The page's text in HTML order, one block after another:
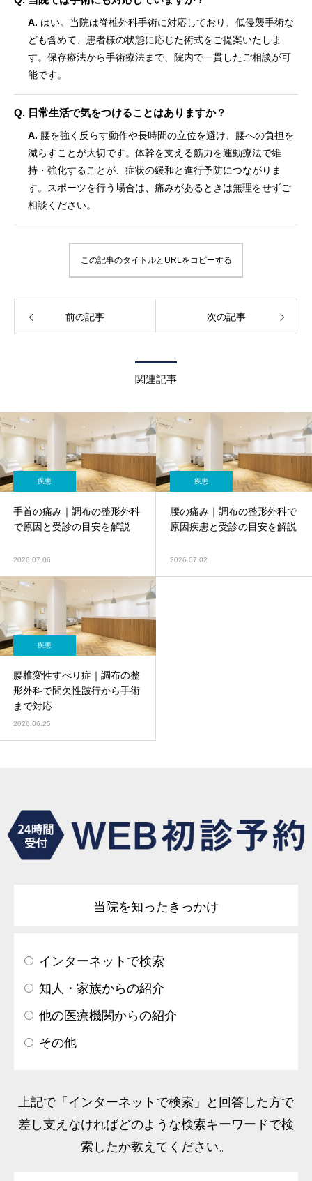
A. はい。当院は脊椎外科手術に対応しており、低侵襲手術な
ども含めて、患者様の状態に応じた術式をご提案いたしま
す。保存療法から手術療法まで、院内で一貫したご相談が可
能です。
Q. 日常生活で気をつけることはありますか？
A. 腰を強く反らす動作や長時間の立位を避け、腰への負担を
減らすことが大切です。体幹を支える筋力を運動療法で維
持・強化することが、症状の緩和と進行予防につながりま
す。スポーツを行う場合は、痛みがあるときは無理をせずご
相談ください。
この記事のタイトルとURLをコピーする
前の記事 次の記事
関連記事
疾患
手首の痛み｜調布の整形外科
で原因と受診の目安を解説
2026.07.06
疾患
腰の痛み｜調布の整形外科で
原因疾患と受診の目安を解説
2026.07.02
疾患
腰椎変性すべり症｜調布の整
形外科で間欠性跛行から手術
まで対応
2026.06.25
当院を知ったきっかけ
インターネットで検索
知人・家族からの紹介
他の医療機関からの紹介
その他
上記で「インターネットで検索」と回答した方で
差し支えなければどのような検索キーワードで検
索したか教えてください。